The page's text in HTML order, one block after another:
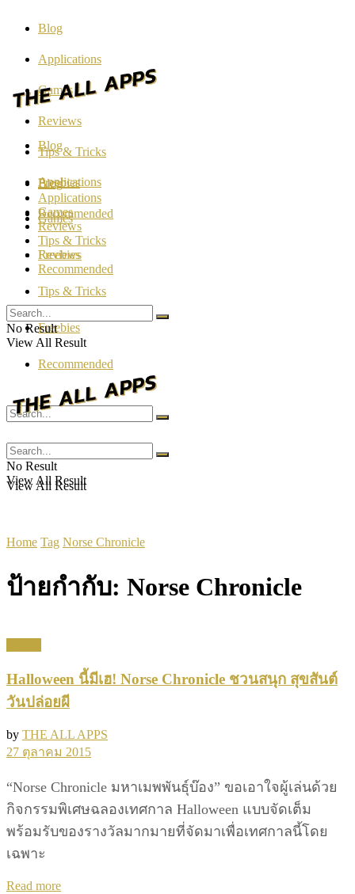
Blog
Applications
Games
Reviews
Tips & Tricks
Freebies
Recommended
Blog
Applications
Games
Reviews
Tips & Tricks
Freebies
Recommended
No Result
View All Result
Blog
Applications
Games
Reviews
Tips & Tricks
Freebies
Recommended
No Result
View All Result
No Result
View All Result
Home Tag Norse Chronicle
ป้ายกำกับ: Norse Chronicle
Halloween นี้มีเฮ! Norse Chronicle ชวนสนุก สุขสันต์
วันปล่อยผี
by THE ALL APPS
27 ตุลาคม 2015
“Norse Chronicle มหาเมพพันธุ์บ๊อง” ขอเอาใจผู้เล่นด้วย
กิจกรรมพิเศษฉลองเทศกาล Halloween แบบจัดเต็ม
พร้อมรับของรางวัลมากมายที่จัดมาเพื่อเทศกาลนี้โดย
เฉพาะ
Read moreDetails